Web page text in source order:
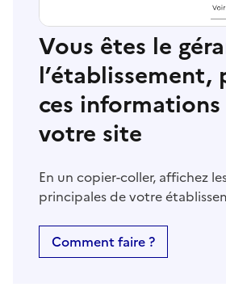
Vous êtes le
l’établissement,
ces informations
votre site
En un copier-coller, affichez
principales de votre
Comment faire ?